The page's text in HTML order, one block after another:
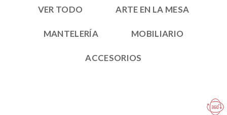
VER TODO ARTE EN LA MESA
MANTELERÍA MOBILIARIO
ACCESORIOS